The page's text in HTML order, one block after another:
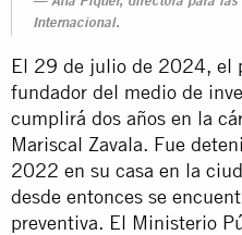
Internacional.
El 29 de julio de 2024, el
fundador del medio de
cumplirá dos años en la
Mariscal Zavala. Fue
2022 en su casa en la
desde entonces se
preventiva. El Ministerio